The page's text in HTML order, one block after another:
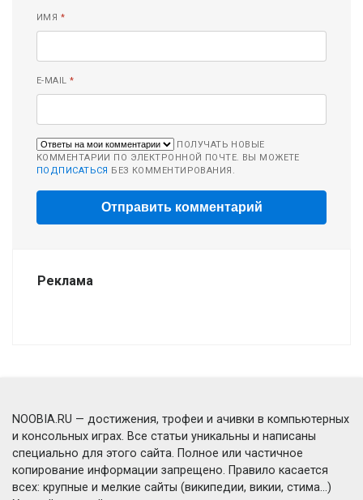
ИМЯ *
E-MAIL*
ПОЛУЧАТЬ НОВЫЕ
КОММЕНТАРИИ ПО ЭЛЕКТРОННОЙ ПОЧТЕ. ВЫ МОЖЕТЕ
ПОДПИСАТЬСЯ БЕЗ КОММЕНТИРОВАНИЯ.
Реклама
NOOBIA.RU — достижения, трофеи и ачивки в компьютерных
и консольных играх. Все статьи уникальны и написаны
специально для этого сайта. Полное или частичное
копирование информации запрещено. Правило касается
всех: крупные и мелкие сайты (википедии, викии, стима...)